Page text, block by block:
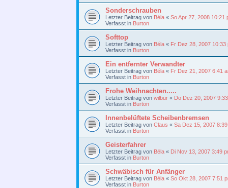
Sonderschrauben
Letzter Beitrag von Béla « So Apr 27, 2008 10:21
Verfasst in Burton
Softtop
Letzter Beitrag von Béla « Fr Dez 28, 2007 10:33
Verfasst in Burton
Ein entfernter Verwandter
Letzter Beitrag von Béla « Fr Dez 21, 2007 6:41
Verfasst in Burton
Frohe Weihnachten.....
Letzter Beitrag von wilbur « Do Dez 20, 2007
Verfasst in Burton
Innenbelüftete Scheibenbremsen
Letzter Beitrag von Claus « Sa Dez 15, 2007
Verfasst in Burton
Geisterfahrer
Letzter Beitrag von Béla « Di Nov 13, 2007 3:49
Verfasst in Burton
Schwäbisch für Anfänger
Letzter Beitrag von Béla « So Okt 28, 2007 7:51
Verfasst in Burton